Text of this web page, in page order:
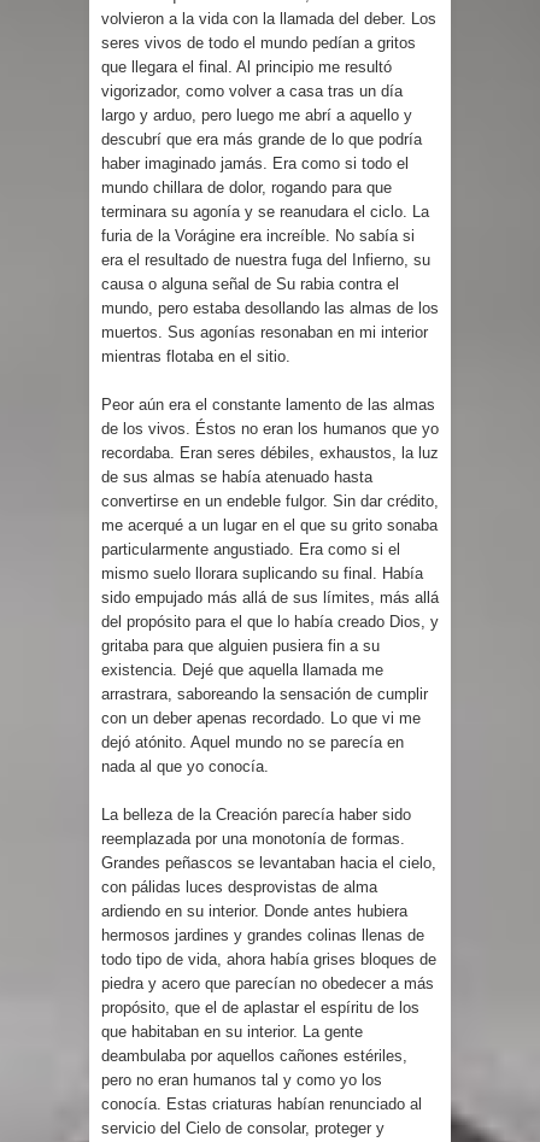
volvieron a la vida con la llamada del deber. Los
seres vivos de todo el mundo pedían a gritos
que llegara el final. Al principio me resultó
vigorizador, como volver a casa tras un día
largo y arduo, pero luego me abrí a aquello y
descubrí que era más grande de lo que podría
haber imaginado jamás. Era como si todo el
mundo chillara de dolor, rogando para que
terminara su agonía y se reanudara el ciclo. La
furia de la Vorágine era increíble. No sabía si
era el resultado de nuestra fuga del Infierno, su
causa o alguna señal de Su rabia contra el
mundo, pero estaba desollando las almas de los
muertos. Sus agonías resonaban en mi interior
mientras flotaba en el sitio.
Peor aún era el constante lamento de las almas
de los vivos. Éstos no eran los humanos que yo
recordaba. Eran seres débiles, exhaustos, la luz
de sus almas se había atenuado hasta
convertirse en un endeble fulgor. Sin dar crédito,
me acerqué a un lugar en el que su grito sonaba
particularmente angustiado. Era como si el
mismo suelo llorara suplicando su final. Había
sido empujado más allá de sus límites, más allá
del propósito para el que lo había creado Dios, y
gritaba para que alguien pusiera fin a su
existencia. Dejé que aquella llamada me
arrastrara, saboreando la sensación de cumplir
con un deber apenas recordado. Lo que vi me
dejó atónito. Aquel mundo no se parecía en
nada al que yo conocía.
La belleza de la Creación parecía haber sido
reemplazada por una monotonía de formas.
Grandes peñascos se levantaban hacia el cielo,
con pálidas luces desprovistas de alma
ardiendo en su interior. Donde antes hubiera
hermosos jardines y grandes colinas llenas de
todo tipo de vida, ahora había grises bloques de
piedra y acero que parecían no obedecer a más
propósito, que el de aplastar el espíritu de los
que habitaban en su interior. La gente
deambulaba por aquellos cañones estériles,
pero no eran humanos tal y como yo los
conocía. Estas criaturas habían renunciado al
servicio del Cielo de consolar, proteger y